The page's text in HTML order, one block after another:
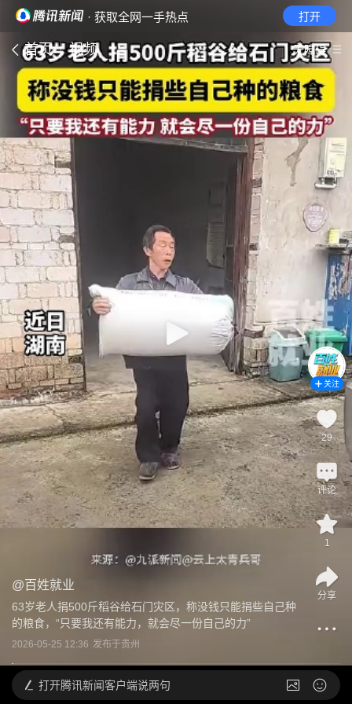
· 获取全网一手热点 打开
首页 视频 无障碍
@ 百姓就业
63岁老人捐500斤稻谷给石门灾区，称没钱只能捐些自己种
的粮食，“只要我还有能力，就会尽一份自己的力”
2026-05-25 12:36 发布于贵州
关注
29
评论
1
分享
打开腾讯新闻客户端说两句